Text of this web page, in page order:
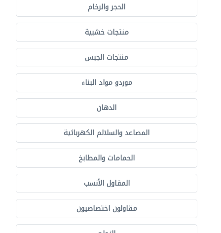
الحجر والرخام
منتجات خشبية
منتجات الجبس
موردو مواد البناء
الدهان
المصاعد والسلالم الكهربائية
الحمامات والمطابخ
المقاول الأنسب
مقاولون اختصاصيون